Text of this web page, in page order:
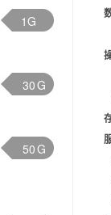
1G
G
G